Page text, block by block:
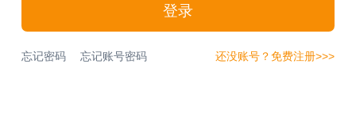
登录
忘记密码 忘记账号密码 还没账号？免费注册>>>